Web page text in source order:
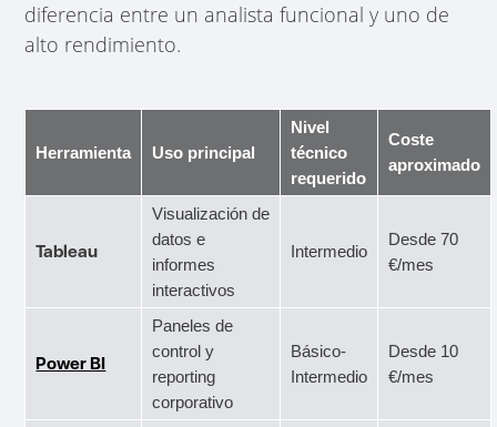
diferencia entre un analista funcional y uno de
alto rendimiento.
Herramienta Uso principal
Nivel
técnico
requerido
Coste
aproximado
Tableau
Visualización de
datos e
informes
interactivos
Intermedio
Desde 70
€/mes
Power BI
Paneles de
control y
reporting
corporativo
Básico-
Intermedio
Desde 10
€/mes